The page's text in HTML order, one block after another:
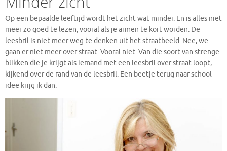
Op een bepaalde leeftijd wordt het zicht wat minder. En is alles niet
meer zo goed te lezen, vooral als je armen te kort worden. De
leesbril is niet meer weg te denken uit het straatbeeld. Nee, we
gaan er niet meer over straat. Vooral niet. Van die soort van strenge
blikken die je krijgt als iemand met een leesbril over straat loopt,
kijkend over de rand van de leesbril. Een beetje terug naar school
idee krijg ik dan.